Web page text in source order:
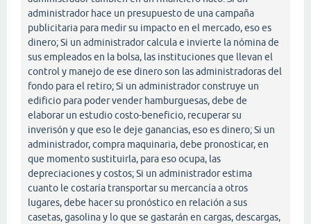
administrador hace un presupuesto de una campaña
publicitaria para medir su impacto en el mercado, eso es
dinero; Si un administrador calcula e invierte la nómina de
sus empleados en la bolsa, las instituciones que llevan el
control y manejo de ese dinero son las administradoras del
fondo para el retiro; Si un administrador construye un
edificio para poder vender hamburguesas, debe de
elaborar un estudio costo-beneficio, recuperar su
inverisón y que eso le deje ganancias, eso es dinero; Si un
administrador, compra maquinaria, debe pronosticar, en
que momento sustituirla, para eso ocupa, las
depreciaciones y costos; Si un administrador estima
cuanto le costaría transportar su mercancía a otros
lugares, debe hacer su pronóstico en relación a sus
casetas, gasolina y lo que se gastarán en cargas, descargas,